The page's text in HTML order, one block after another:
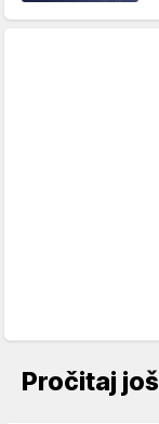
Pročitaj još